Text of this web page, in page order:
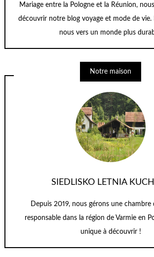
Mariage entre la Pologne et la Réunion,
découvrir notre blog voyage et mode de vie.
nous vers un monde plus
Notre maison
SIEDLISKO LETNIA
Depuis 2019, nous gérons une
responsable dans la région de Varmie en
unique à découvrir !